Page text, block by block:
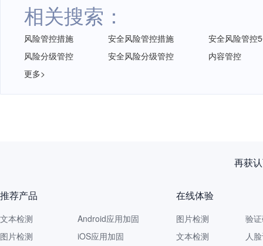
相关搜索：
风险管控措施 安全风险管控措施
安全风险管控
风险分级管控
安全风险分级管控
内容管控
更多>
再获
推荐产品
文本检测
图片检测
Android应用加固
iOS应用加固
在线体验
图片检测
文本检测
验
人